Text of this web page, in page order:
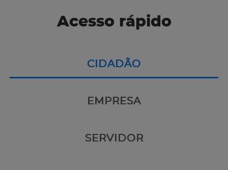
Acesso rápido
CIDADÃO
EMPRESA
SERVIDOR